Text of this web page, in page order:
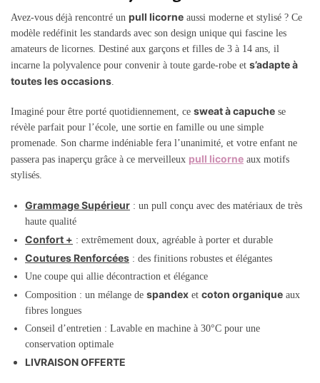
Avez-vous déjà rencontré un pull licorne aussi moderne et stylisé ? Ce
modèle redéfinit les standards avec son design unique qui fascine les
amateurs de licornes. Destiné aux garçons et filles de 3 à 14 ans, il
incarne la polyvalence pour convenir à toute garde-robe et s’adapte à
toutes les occasions.
Imaginé pour être porté quotidiennement, ce sweat à capuche se
révèle parfait pour l’école, une sortie en famille ou une simple
promenade. Son charme indéniable fera l’unanimité, et votre enfant ne
passera pas inaperçu grâce à ce merveilleux pull licorne aux motifs
stylisés.
Grammage Supérieur : un pull conçu avec des matériaux de très
haute qualité
Confort + : extrêmement doux, agréable à porter et durable
Coutures Renforcées : des finitions robustes et élégantes
Une coupe qui allie décontraction et élégance
Composition : un mélange de spandex et coton organique aux
fibres longues
Conseil d’entretien : Lavable en machine à 30°C pour une
conservation optimale
LIVRAISON OFFERTE